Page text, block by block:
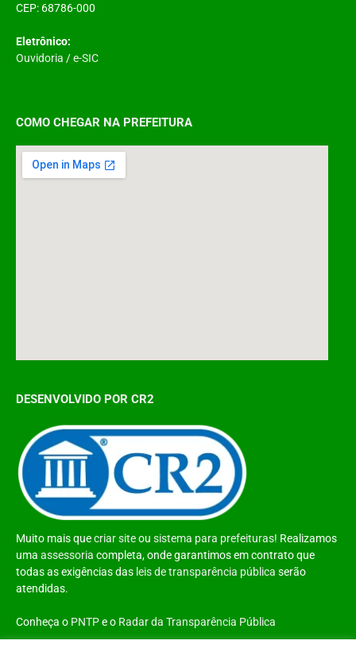
CEP: 68786-000
Eletrônico:
Ouvidoria /e-SIC
COMO CHEGAR NA PREFEITURA
DESENVOLVIDO POR CR2
Muito mais quecriar siteou sistema para prefeituras! Realizamos
uma assessoria completa, onde garantimos em contrato que
todas as exigências das leis de transparência pública serão
atendidas.
Conheça o PNTPe o Radar da Transparência Pública